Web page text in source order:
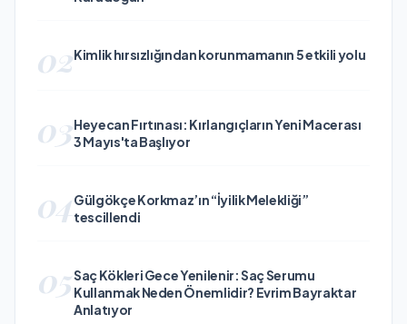
02Kimlik hırsızlığından korunmamanın 5 etkili yolu
03Heyecan Fırtınası: Kırlangıçların Yeni Macerası
3 Mayıs'ta Başlıyor
04Gülgökçe Korkmaz’ın “İyilik Melekliği”
tescillendi
05Saç Kökleri Gece Yenilenir: Saç Serumu
Kullanmak Neden Önemlidir? Evrim Bayraktar
Anlatıyor